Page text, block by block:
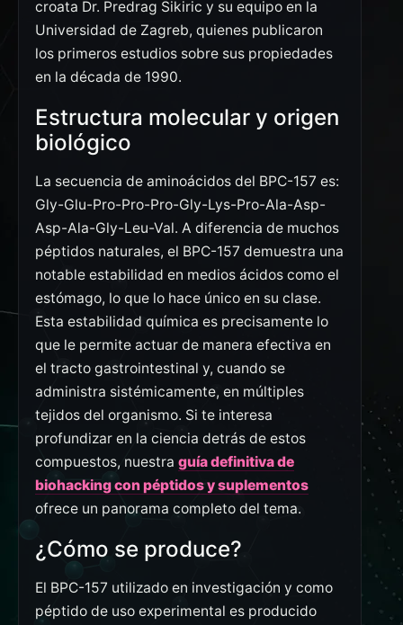
croata Dr. Predrag Sikiric y su equipo en la
Universidad de Zagreb, quienes publicaron
los primeros estudios sobre sus propiedades
en la década de 1990.
Estructura molecular y origen
biológico
La secuencia de aminoácidos del BPC-157 es:
Gly-Glu-Pro-Pro-Pro-Gly-Lys-Pro-Ala-Asp-
Asp-Ala-Gly-Leu-Val. A diferencia de muchos
péptidos naturales, el BPC-157 demuestra una
notable estabilidad en medios ácidos como el
estómago, lo que lo hace único en su clase.
Esta estabilidad química es precisamente lo
que le permite actuar de manera efectiva en
el tracto gastrointestinal y, cuando se
administra sistémicamente, en múltiples
tejidos del organismo. Si te interesa
profundizar en la ciencia detrás de estos
compuestos, nuestra guía definitiva de
biohacking con péptidos y suplementos
ofrece un panorama completo del tema.
¿Cómo se produce?
El BPC-157 utilizado en investigación y como
péptido de uso experimental es producido